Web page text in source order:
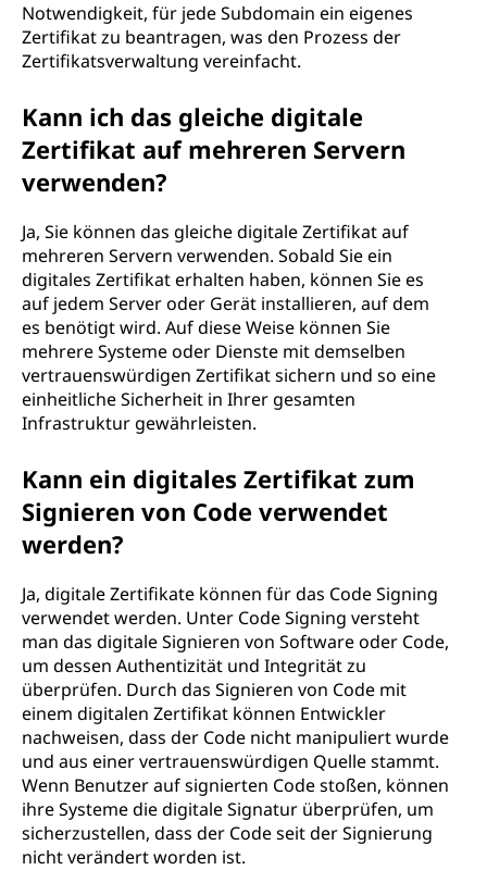
Notwendigkeit, für jede Subdomain ein eigenes
Zertifikat zu beantragen, was den Prozess der
Zertifikatsverwaltung vereinfacht.
Kann ich das gleiche digitale
Zertifikat auf mehreren Servern
verwenden?
Ja, Sie können das gleiche digitale Zertifikat auf
mehreren Servern verwenden. Sobald Sie ein
digitales Zertifikat erhalten haben, können Sie es
auf jedem Server oder Gerät installieren, auf dem
es benötigt wird. Auf diese Weise können Sie
mehrere Systeme oder Dienste mit demselben
vertrauenswürdigen Zertifikat sichern und so eine
einheitliche Sicherheit in Ihrer gesamten
Infrastruktur gewährleisten.
Kann ein digitales Zertifikat zum
Signieren von Code verwendet
werden?
Ja, digitale Zertifikate können für das Code Signing
verwendet werden. Unter Code Signing versteht
man das digitale Signieren von Software oder Code,
um dessen Authentizität und Integrität zu
überprüfen. Durch das Signieren von Code mit
einem digitalen Zertifikat können Entwickler
nachweisen, dass der Code nicht manipuliert wurde
und aus einer vertrauenswürdigen Quelle stammt.
Wenn Benutzer auf signierten Code stoßen, können
ihre Systeme die digitale Signatur überprüfen, um
sicherzustellen, dass der Code seit der Signierung
nicht verändert worden ist.